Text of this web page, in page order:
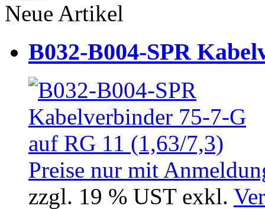
Neue Artikel
B032-B004-SPR
Preise nur mit
zzgl. 19 % UST exkl.